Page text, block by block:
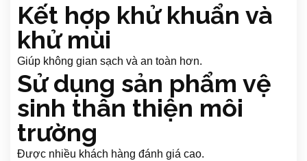
Kết hợp khử khuẩn và
khử mùi
Giúp không gian sạch và an toàn hơn.
Sử dụng sản phẩm vệ
sinh thân thiện môi
trường
Được nhiều khách hàng đánh giá cao.